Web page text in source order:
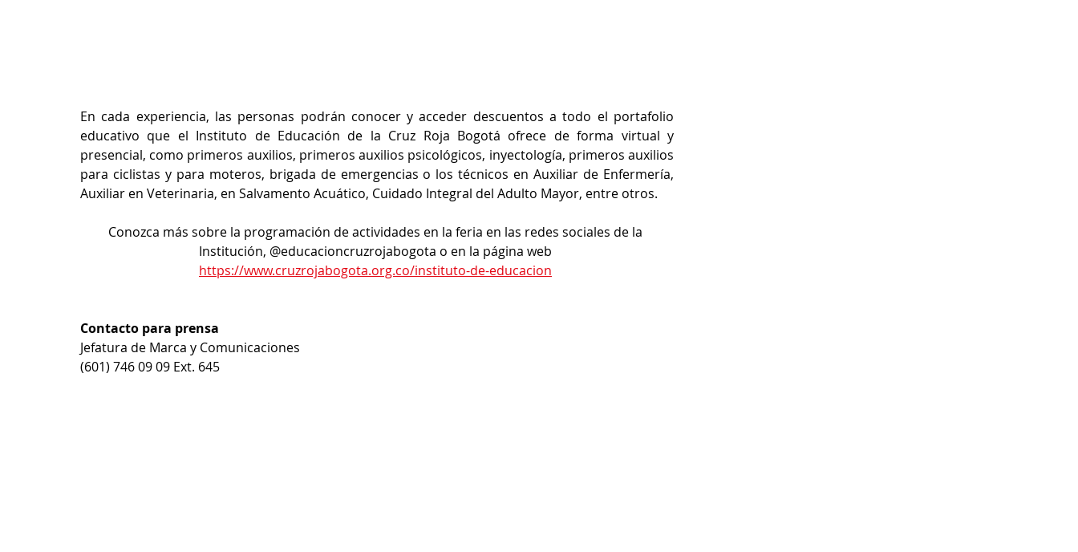
En cada experiencia, las personas podrán conocer y acceder descuentos a todo el portafolio
educativo que el Instituto de Educación de la Cruz Roja Bogotá ofrece de forma virtual y
presencial, como primeros auxilios, primeros auxilios psicológicos, inyectología, primeros auxilios
para ciclistas y para moteros, brigada de emergencias o los técnicos en Auxiliar de Enfermería,
Auxiliar en Veterinaria, en Salvamento Acuático, Cuidado Integral del Adulto Mayor, entre otros.
Conozca más sobre la programación de actividades en la feria en las redes sociales de la
Institución, @educacioncruzrojabogota o en la página web
https://www.cruzrojabogota.org.co/instituto-de-educacion
Contacto para prensa
Jefatura de Marca y Comunicaciones
(601) 746 09 09 Ext. 645